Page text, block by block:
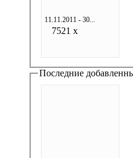
11.11.2011 - 30...
7521 x
Последние